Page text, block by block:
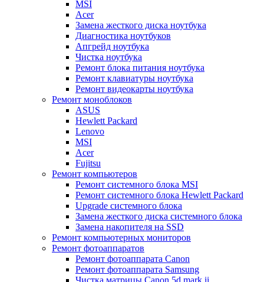
MSI
Acer
Замена жесткого диска ноутбука
Диагностика ноутбуков
Апгрейд ноутбука
Чистка ноутбука
Ремонт блока питания ноутбука
Ремонт клавиатуры ноутбука
Ремонт видеокарты ноутбука
Ремонт моноблоков
ASUS
Hewlett Packard
Lenovo
MSI
Acer
Fujitsu
Ремонт компьютеров
Ремонт системного блока MSI
Ремонт системного блока Hewlett Packard
Upgrade системного блока
Замена жесткого диска системного блока
Замена накопителя на SSD
Ремонт компьютерных мониторов
Ремонт фотоаппаратов
Ремонт фотоаппарата Canon
Ремонт фотоаппарата Samsung
Чистка матрицы Canon 5d mark ii